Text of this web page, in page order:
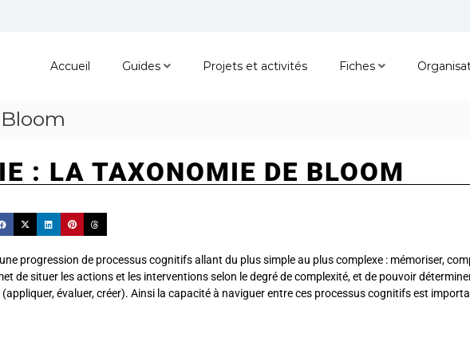
Accueil Guides Projets et activités Fiches
: LA TAXONOMIE DE BLOOM
progression de processus cognitifs allant du plus simple au plus complexe : mémoriser,
de situer les actions et les interventions selon le degré de complexité, et de pouvoir
évaluer, créer). Ainsi la capacité à naviguer entre ces processus cognitifs est